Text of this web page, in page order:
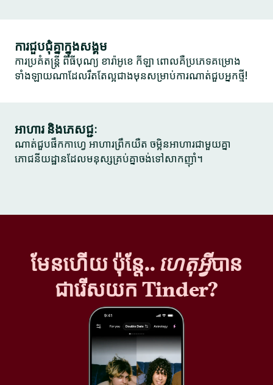
ការជួបជុំគ្នាក្នុងសង្គម
ការប្រគំតន្ត្រី ពិធីបុណ្យ ខារ៉ាអូខេ កីឡា ពោលគឺប្រភេទគម្រោង
ទាំងឡាយណាដែលរឹតតែល្អជាងមុនសម្រាប់ការណាត់ជួបអ្នកថ្មី!
អាហារ និងភេសជ្ជៈ
ណាត់ជួបផឹកកាហ្វេ អាហារព្រឹកយឺត ចម្អិនអាហារជាមួយគ្នា
ភោជនីយដ្ឋានដែលមនុស្សគ្រប់គ្នាចង់ទៅសាកញ៉ាំ។
មែនហើយ ប៉ុន្តែ.. ហេតុអ្វីបាន
ជារើសយក Tinder?